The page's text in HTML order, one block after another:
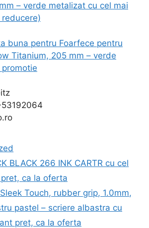
– verde metalizat cu cel mai
buna pentru Foarfece pentru
Titanium, 205 mm – verde
BLACK 266 INK CARTR cu cel
ca la oferta
Touch, rubber grip, 1.0mm,
pastel – scriere albastra cu
pret, ca la oferta